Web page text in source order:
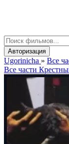
Авторизация
Ugorinicha » Все
Все части